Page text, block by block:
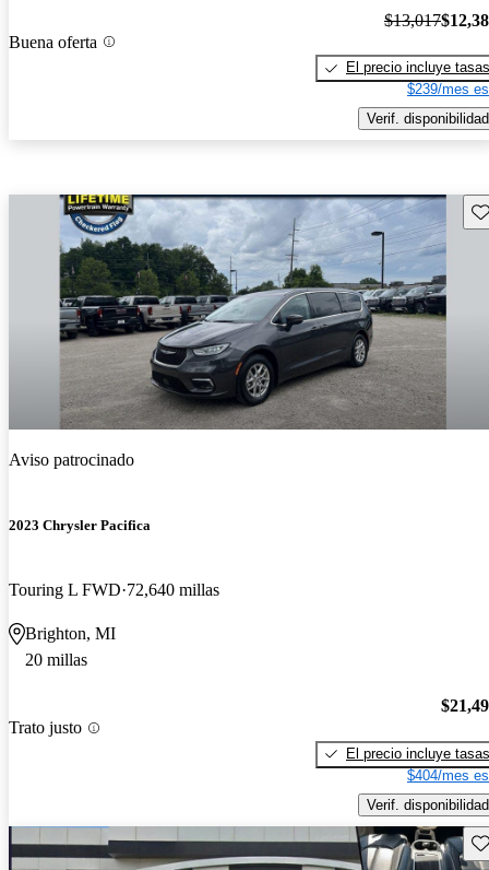
Buena oferta
$13,017
El precio incluye tasas
$239/mes
Verif. disponibilidad
Aviso patrocinado
2023 Chrysler Pacifica
Touring L FWD 72,640 millas
Brighton, MI
20 millas
Trato justo
El precio incluye tasas
$404/mes
Verif. disponibilidad